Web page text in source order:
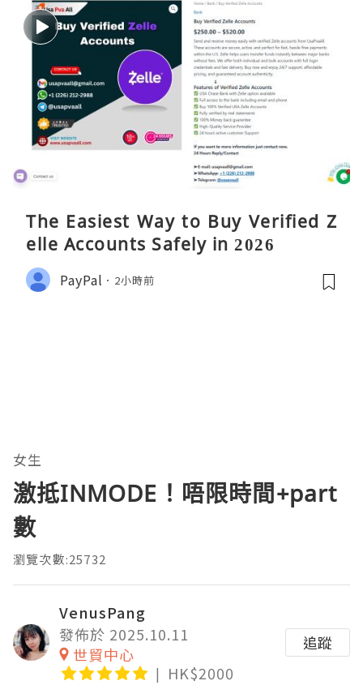
The Easiest Way to Buy Verified Z
elle Accounts Safely in 2026
PayPal 2小時前
女生
激抵INMODE！唔限時間+part
數
瀏覽次數:25732
VenusPang
發佈於 2025.10.11
世貿中心
HK$2000
追蹤